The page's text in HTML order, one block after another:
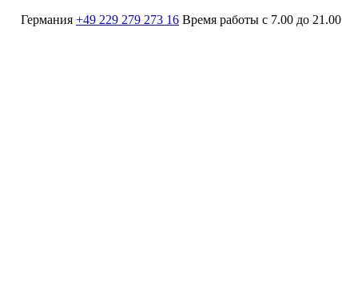
Германия +49 229 279 273 16 Время работы с 7.00 до 21.00